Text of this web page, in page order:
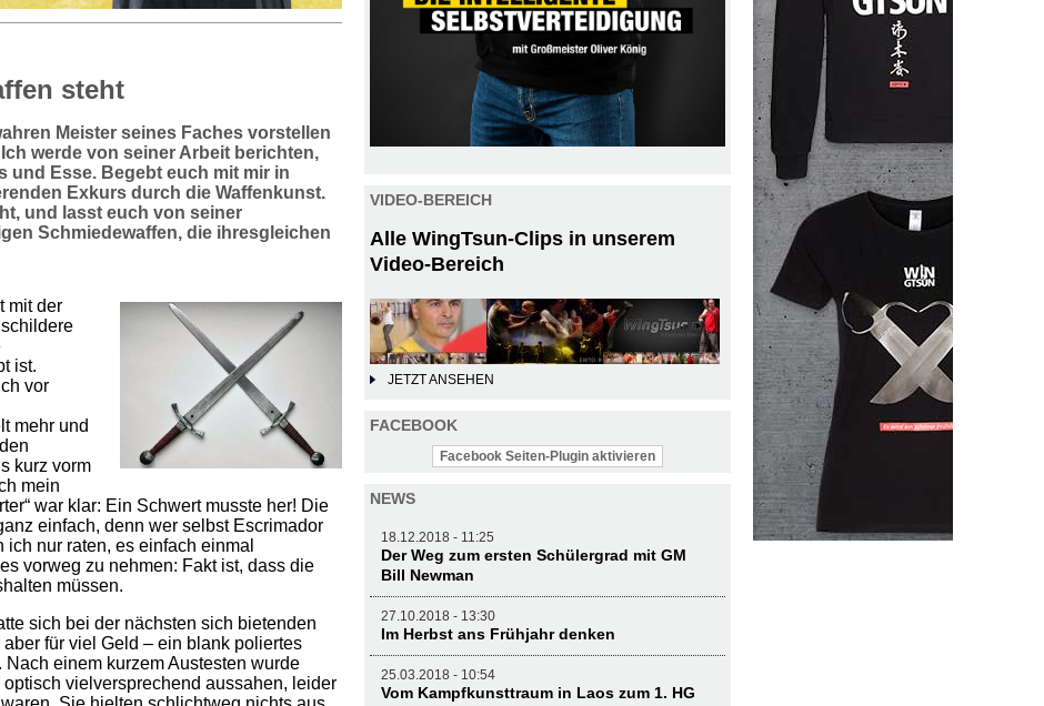
steht
Meister seines Faches vorstellen
werde von seiner Arbeit berichten,
und Esse. Begebt euch mit mir in
Exkurs durch die Waffenkunst.
und lasst euch von seiner
Schmiedewaffen, die ihresgleichen
mit der
ist.
vor
mehr und
kurz vorm
mein
war klar: Ein Schwert musste her! Die
einfach, denn wer selbst Escrimador
nur raten, es einfach einmal
vorweg zu nehmen: Fakt ist, dass die
müssen.
sich bei der nächsten sich bietenden
für viel Geld – ein blank poliertes
einem kurzem Austesten wurde
vielversprechend aussahen, leider
VIDEO-BEREICH
Alle WingTsun-Clips in unserem
Video-Bereich
JETZT ANSEHEN
FACEBOOK
Facebook Seiten-Plugin aktivieren
NEWS
18.12.2018 - 11:25
Der Weg zum ersten Schülergrad mit GM
Bill Newman
27.10.2018 - 13:30
Im Herbst ans Frühjahr denken
25.03.2018 - 10:54
Vom Kampfkunsttraum in Laos zum 1. HG